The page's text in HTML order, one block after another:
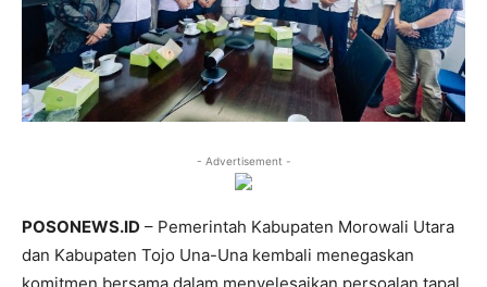
- Advertisement -
POSONEWS.ID – Pemerintah Kabupaten Morowali Utara
dan Kabupaten Tojo Una-Una kembali menegaskan